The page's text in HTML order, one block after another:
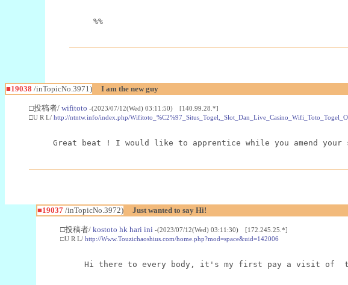
%%
■19038 /inTopicNo.3971) I am the new guy
□投稿者/ wifitoto -(2023/07/12(Wed) 03:11:50) [140.99.28.*]
□U R L/ http://ntntw.info/index.php/
Great beat ! I would like to apprentice while you amend
■19037 /inTopicNo.3972) Just wanted to say Hi!
□投稿者/ kostoto hk hari ini -(2023/07/12(Wed) 03:11:30) [172.245.25.*]
□U R L/ http://Www.Touzichaoshius.com/home.php?mod=space&uid=142006
Hi there to every body, it's my first pay a visit of